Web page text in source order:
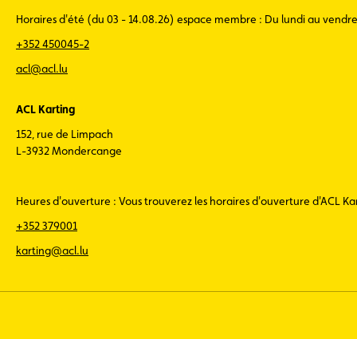
Horaires d'été (du 03 - 14.08.26) espace membre : Du lundi au
+352 450045-2
acl@acl.lu
ACL Karting
152, rue de Limpach
L-3932 Mondercange
Heures d'ouverture : Vous trouverez les horaires d'ouverture d'ACL
+352 379001
karting@acl.lu